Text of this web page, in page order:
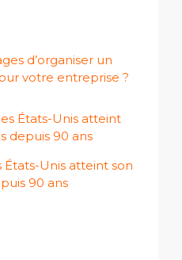
d’organiser un
votre entreprise ?
États-Unis atteint son
90 ans